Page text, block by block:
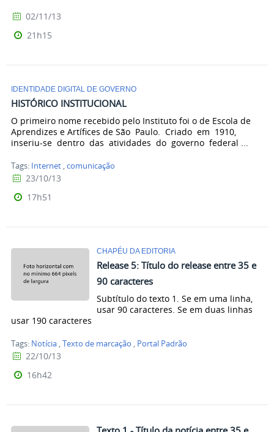
02/11/13
21h15
IDENTIDADE DIGITAL DE GOVERNO
HISTÓRICO INSTITUCIONAL
O primeiro nome recebido pelo Instituto foi o de Escola de
Aprendizes e Artífices de São Paulo. Criado em 1910,
inseriu-se dentro das atividades do governo federal ...
Tags: Internet ,comunicação
23/10/13
17h51
CHAPÉU DA EDITORIA
Release 5: Título do release entre 35 e
90 caracteres
Subtítulo do texto 1. Se em uma linha,
usar 90 caracteres. Se em duas linhas
usar 190 caracteres
Tags: Notícia ,Texto de marcação , Portal Padrão
22/10/13
16h42